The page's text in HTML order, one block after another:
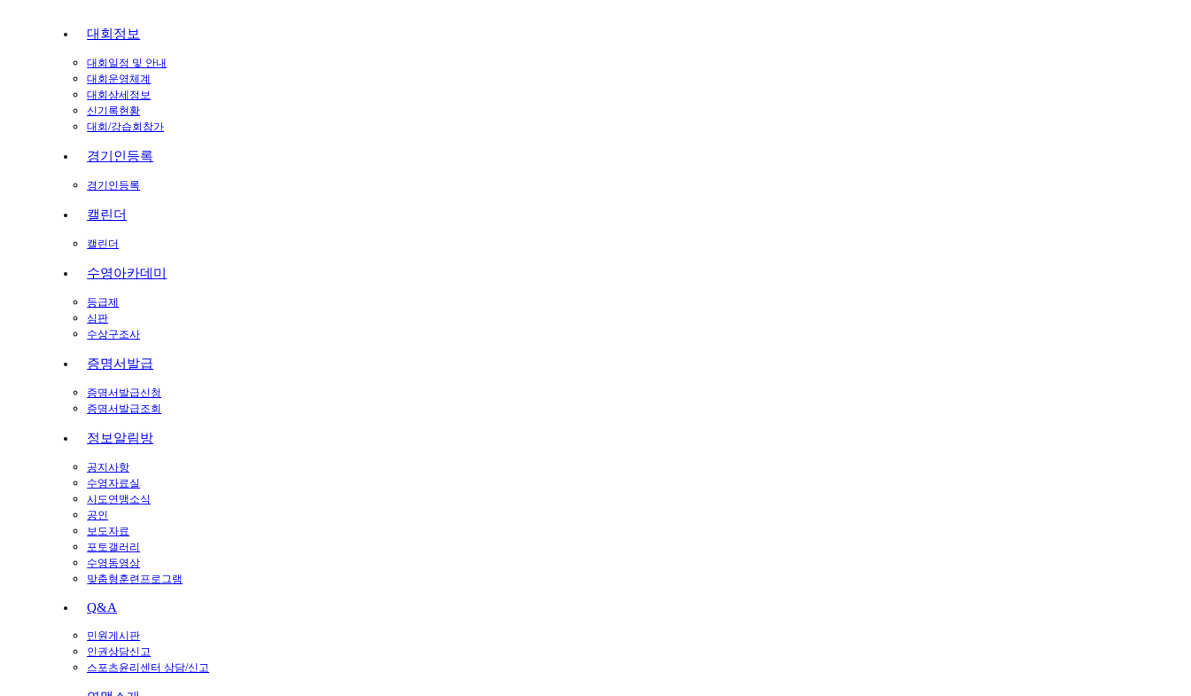
대회정보
대회일정 및 안내
대회운영체계
대회상세정보
신기록현황
대회/강습회참가
경기인등록
경기인등록
캘린더
캘린더
수영아카데미
등급제
심판
수상구조사
증명서발급
증명서발급신청
증명서발급조회
정보알림방
공지사항
수영자료실
시도연맹소식
공인
보도자료
포토갤러리
수영동영상
맞춤형훈련프로그램
Q&A
민원게시판
인권상담신고
스포츠윤리센터 상담/신고